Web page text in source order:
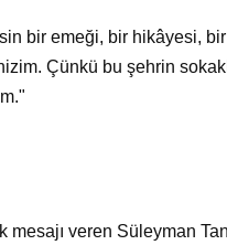
bir emeği, bir hikâyesi,
Çünkü bu şehrin
mesajı veren Süleyman